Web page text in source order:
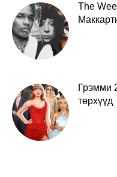
The
Грэмми
төрхүүд